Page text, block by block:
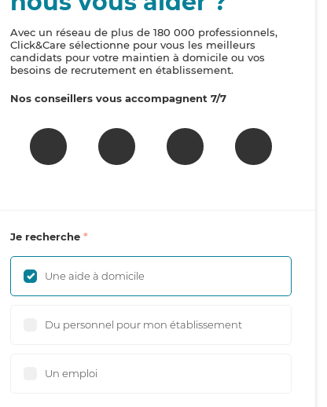
Avec un réseau de plus de 180 000 professionnels,
Click&Care sélectionne pour vous les meilleurs
candidats pour votre maintien à domicile ou vos
besoins de recrutement en établissement.
Nos conseillers vous accompagnent 7/7
Je recherche
Une aide à domicile
Du personnel pour mon établissement
Un emploi